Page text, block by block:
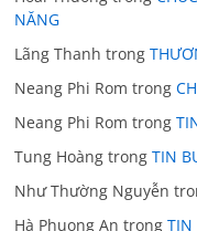
NĂNG
Lãng Thanh trong
Neang Phi Rom trong
Neang Phi Rom trong
Tung Hoàng trongTIN
Như Thường Nguyễn
Hà Phuong An trongTIN